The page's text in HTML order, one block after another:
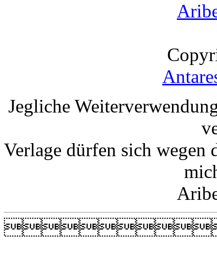
Jegliche
Verlage dürfen sich wegen